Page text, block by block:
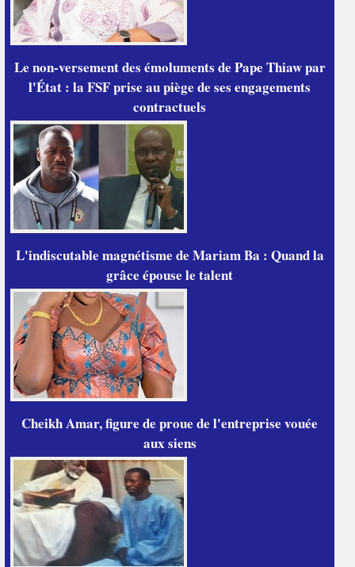
Le non-versement des émoluments de Pape Thiaw par
l'État : la FSF prise au piège de ses engagements
contractuels
L'indiscutable magnétisme de Mariam Ba : Quand la
grâce épouse le talent
Cheikh Amar, figure de proue de l'entreprise vouée
aux siens